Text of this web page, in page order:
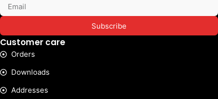
Subscribe
Customer care
Orders
Downloads
Addresses